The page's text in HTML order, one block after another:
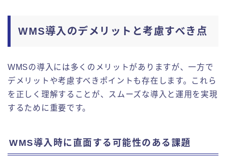
WMS導入のデメリットと考慮すべき点
WMSの導入には多くのメリットがありますが、一方で
デメリットや考慮すべきポイントも存在します。これら
を正しく理解することが、スムーズな導入と運用を実現
するために重要です。
WMS導入時に直面する可能性のある課題